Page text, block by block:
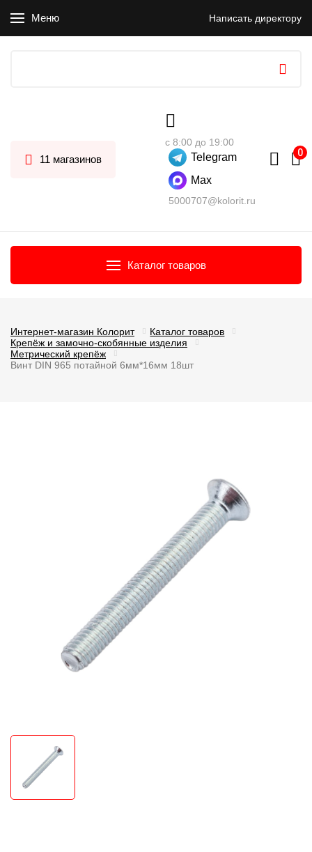
Меню Написать директору
11 магазинов
с 8:00 до 19:00
Telegram
Max
5000707@kolorit.ru
Каталог товаров
Интернет-магазин Колорит
Каталог товаров
Крепёж и замочно-скобянные изделия
Метрический крепёж
Винт DIN 965 потайной 6мм*16мм 18шт